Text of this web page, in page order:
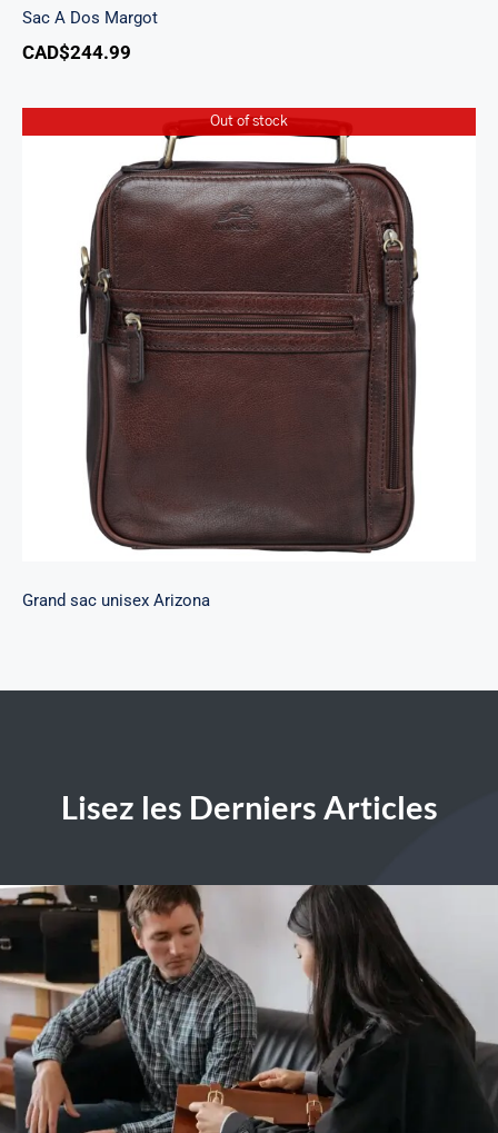
Sac A Dos Margot
CAD$244.99
Out of stock
Grand sac unisex Arizona
Grand sac unisex Arizona
Lisez les Derniers Articles